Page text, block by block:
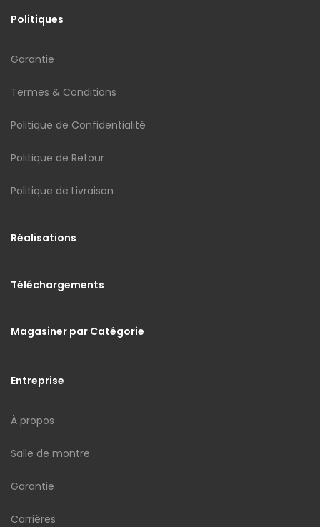
Politiques
Garantie
Termes & Conditions
Politique de Confidentialité
Politique de Retour
Politique de Livraison
Réalisations
Téléchargements
Magasiner par Catégorie
Entreprise
À propos
Salle de montre
Garantie
Carrières